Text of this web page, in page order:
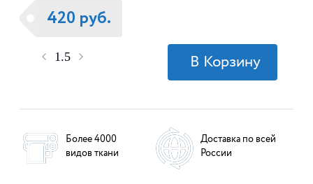
420 руб.
Более 4000
видов ткани
Доставка по всей
России